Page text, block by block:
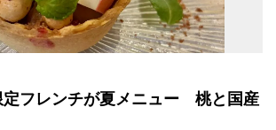
定フレンチが夏メニュー 桃と国産